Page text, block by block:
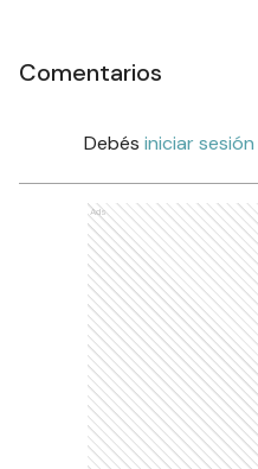
Comentarios
Debés iniciar sesión
Ads